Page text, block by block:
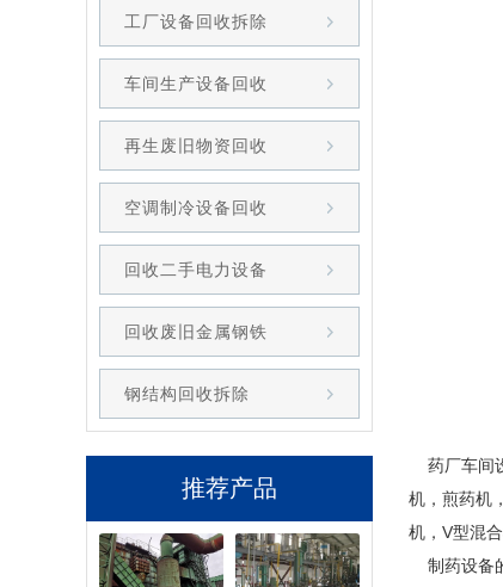
工厂设备回收拆除
车间生产设备回收
再生废旧物资回收
空调制冷设备回收
回收二手电力设备
回收废旧金属钢铁
钢结构回收拆除
推荐产品
药厂车间
机，煎药机
机，V型混
制药设备